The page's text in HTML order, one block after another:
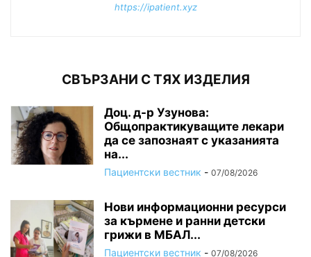
https://ipatient.xyz
СВЪРЗАНИ С ТЯХ ИЗДЕЛИЯ
Доц. д-р Узунова:
Общопрактикуващите лекари
да се запознаят с указанията
на...
Пациентски вестник - 07/08/2026
Нови информационни ресурси
за кърмене и ранни детски
грижи в МБАЛ...
Пациентски вестник - 07/08/2026